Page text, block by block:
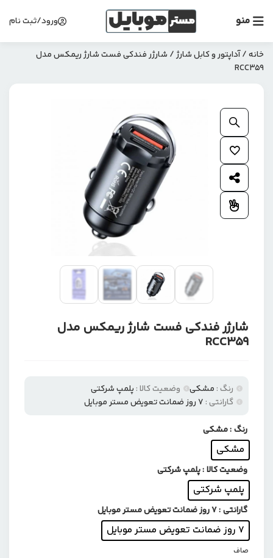
منو ورود/ثبت نام
خانه/آداپتور و کابل شارژ/ شارژر فندکی فست شارژ ریمکس مدل
RCC359
شارژر فندکی فست شارژ ریمکس مدل
RCC359
رنگ : مشکی وضعیت کالا : پلمپ شرکتی
گارانتی : ۷ روز ضمانت تعویض مستر موبایل
رنگ: مشکی
مشکی
وضعیت کالا: پلمپ شرکتی
پلمپ شرکتی
گارانتی: ۷ روز ضمانت تعویض مستر موبایل
۷ روز ضمانت تعویض مستر موبایل
صاف
بزرگنمایی محصول
افزودن به علاقمندی ها
اشتراک گذاری محصول